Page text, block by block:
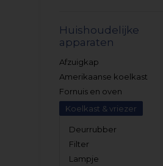
Huishoudelijke
apparaten
Afzuigkap
Amerikaanse koelkast
Fornuis en oven
Koelkast & vriezer
Deurrubber
Filter
Lampje